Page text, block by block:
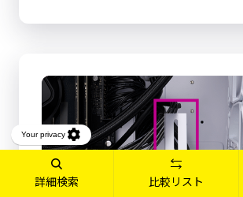
詳細検索 比較リスト